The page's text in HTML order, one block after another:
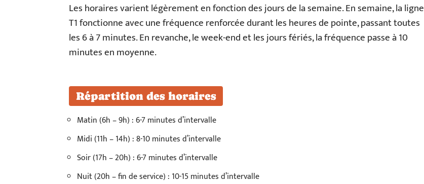
Les horaires varient légèrement en fonction des jours de la semaine. En semaine, la ligne
T1 fonctionne avec une fréquence renforcée durant les heures de pointe, passant toutes
les 6 à 7 minutes. En revanche, le week-end et les jours fériés, la fréquence passe à 10
minutes en moyenne.
Répartition des horaires
Matin (6h – 9h) : 6-7 minutes d’intervalle
Midi (11h – 14h) : 8-10 minutes d’intervalle
Soir (17h – 20h) : 6-7 minutes d’intervalle
Nuit (20h – fin de service) : 10-15 minutes d’intervalle